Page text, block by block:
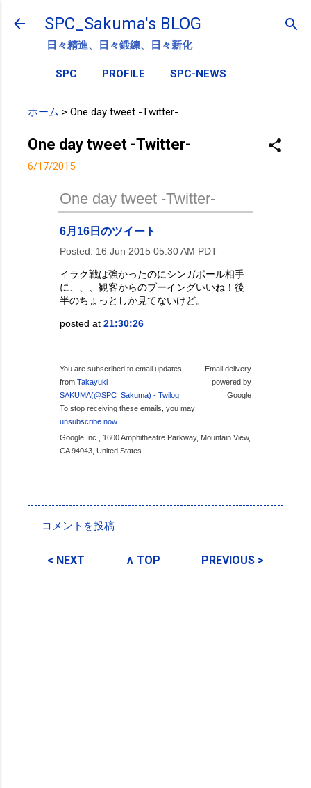
スキップしてメイン コンテンツに移動
SPC_Sakuma's BLOG
日々精進、日々鍛練、日々新化
SPC PROFILE SPC-NEWS
ホーム > One day tweet -Twitter-
One day tweet -Twitter-
6/17/2015
One day tweet -Twitter-
6月16日のツイート
Posted: 16 Jun 2015 05:30 AM PDT
イラク戦は強かったのにシンガポール相手
に、、、観客からのブーイングいいね！後
半のちょっとしか見てないけど。
posted at 21:30:26
You are subscribed to email updates
from Takayuki
SAKUMA(@SPC_Sakuma) - Twilog
To stop receiving these emails, you may
unsubscribe now.
Email delivery
powered by
Google
Google Inc., 1600 Amphitheatre Parkway, Mountain View,
CA 94043, United States
メ
コメントを投稿
< NEXT ∧ TOP PREVIOUS >